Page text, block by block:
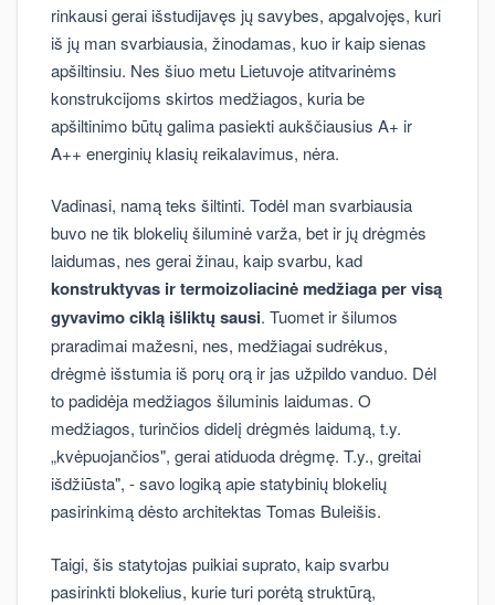
rinkausi gerai išstudijavęs jų savybes, apgalvojęs, kuri
iš jų man svarbiausia, žinodamas, kuo ir kaip sienas
apšiltinsiu. Nes šiuo metu Lietuvoje atitvarinėms
konstrukcijoms skirtos medžiagos, kuria be
apšiltinimo būtų galima pasiekti aukščiausius A+ ir
A++ energinių klasių reikalavimus, nėra.
Vadinasi, namą teks šiltinti. Todėl man svarbiausia
buvo ne tik blokelių šiluminė varža, bet ir jų drėgmės
laidumas, nes gerai žinau, kaip svarbu, kad
konstruktyvas ir termoizoliacinė medžiaga per visą
gyvavimo ciklą išliktų sausi. Tuomet ir šilumos
praradimai mažesni, nes, medžiagai sudrėkus,
drėgmė išstumia iš porų orą ir jas užpildo vanduo. Dėl
to padidėja medžiagos šiluminis laidumas. O
medžiagos, turinčios didelį drėgmės laidumą, t.y.
„kvėpuojančios", gerai atiduoda drėgmę. T.y., greitai
išdžiūsta", - savo logiką apie statybinių blokelių
pasirinkimą dėsto architektas Tomas Buleišis.
Taigi, šis statytojas puikiai suprato, kaip svarbu
pasirinkti blokelius, kurie turi porėtą struktūrą,